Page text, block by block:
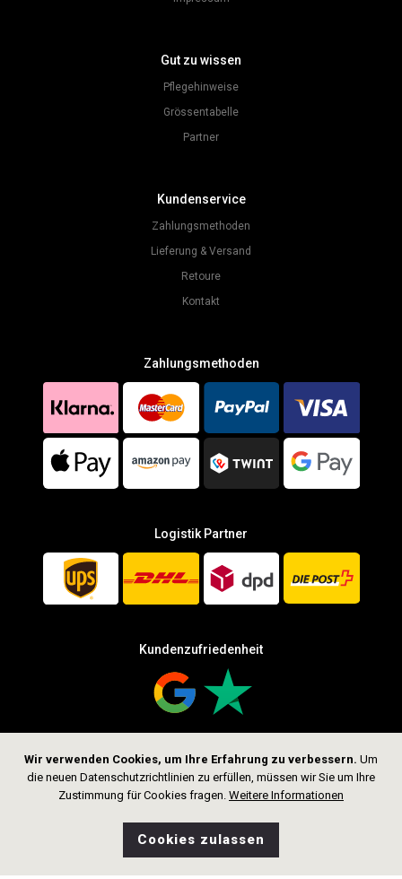
Wir verwenden Cookies, um Ihre Erfahrung zu verbessern. Um
die neuen Datenschutzrichtlinien zu erfüllen, müssen wir Sie um Ihre
Zustimmung für Cookies fragen. Weitere Informationen
Cookies zulassen
Gut zu wissen
Pflegehinweise
Grössentabelle
Partner
Kundenservice
Zahlungsmethoden
Lieferung & Versand
Retoure
Kontakt
Zahlungsmethoden
Logistik Partner
Kundenzufriedenheit
Folge uns
CHF 339.00 Suche Shop Wunschliste